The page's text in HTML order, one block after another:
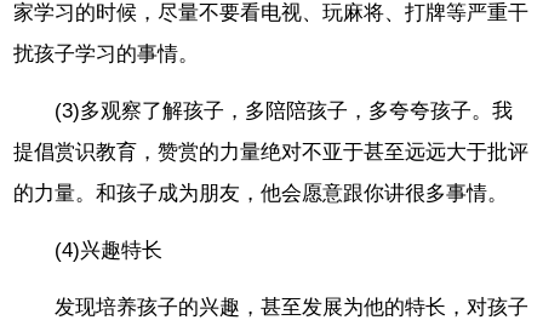
家学习的时候，尽量不要看电视、玩麻将、打牌等严重干
扰孩子学习的事情。
(3)多观察了解孩子，多陪陪孩子，多夸夸孩子。我
提倡赏识教育，赞赏的力量绝对不亚于甚至远远大于批评
的力量。和孩子成为朋友，他会愿意跟你讲很多事情。
(4)兴趣特长
发现培养孩子的兴趣，甚至发展为他的特长，对孩子